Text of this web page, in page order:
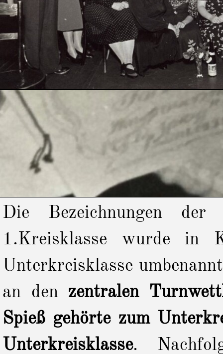
Die Bezeichnungen
1.Kreisklasse wurde in
Unterkreisklasse
an den zentralen
Spieß gehörte zum
Unterkreisklasse.